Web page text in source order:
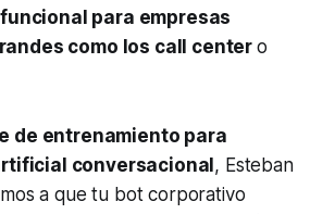
funcional para empresas
como los call center o
de entrenamiento para
conversacional, Esteban
a que tu botcorporativo